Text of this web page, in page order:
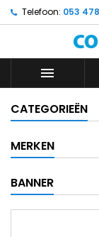
Telefoon: 053

CATEGORIEËN
MERKEN
BANNER